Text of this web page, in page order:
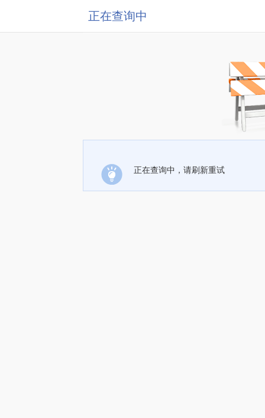
正在查询中
正在查询中，请刷新重试